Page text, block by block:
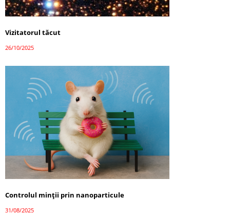
Vizitatorul tăcut
26/10/2025
Controlul minții prin nanoparticule
31/08/2025